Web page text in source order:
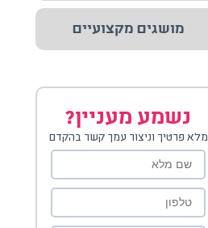
מושגים מקצועיים
נשמע מעניין?
מלא פרטיך וניצור עמך קשר בהקדם